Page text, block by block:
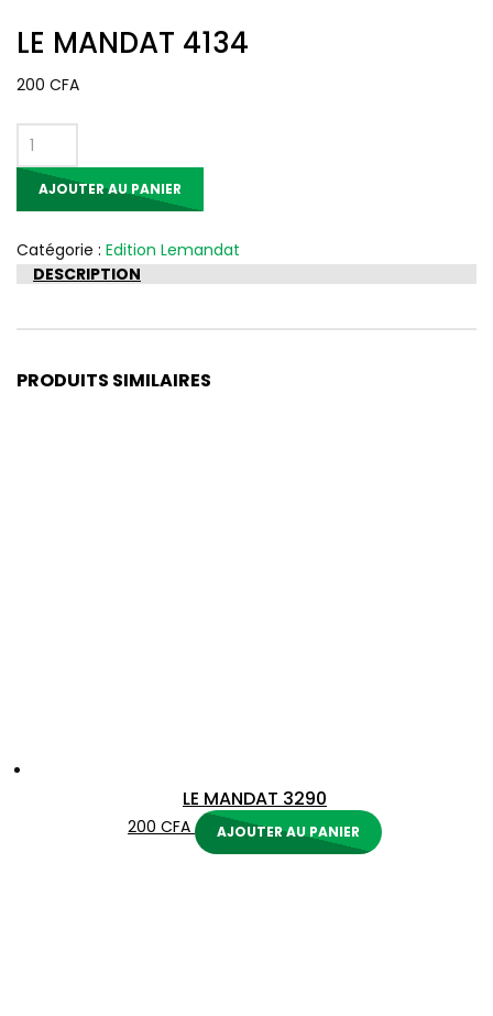
LE MANDAT 4134
200 CFA
quantité
de
4134
AJOUTER AU PANIER
Catégorie : Edition Lemandat
DESCRIPTION
PRODUITS SIMILAIRES
LE MANDAT 3290
200 CFA AJOUTER AU PANIER